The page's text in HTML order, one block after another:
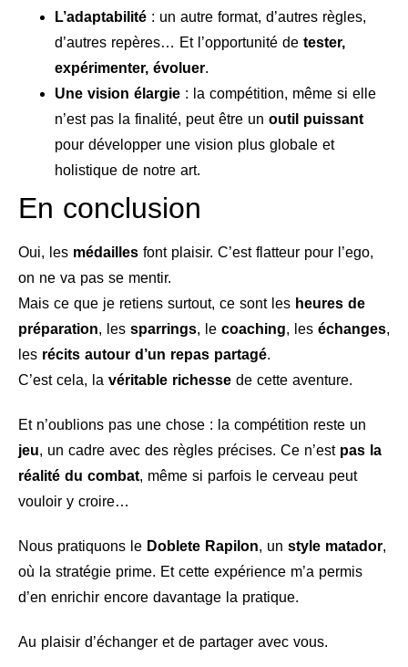
L’adaptabilité : un autre format, d’autres règles,
d’autres repères… Et l’opportunité de tester,
expérimenter, évoluer.
Une vision élargie : la compétition, même si elle
n’est pas la finalité, peut être un outil puissant
pour développer une vision plus globale et
holistique de notre art.
En conclusion
Oui, les médailles font plaisir. C’est flatteur pour l’ego,
on ne va pas se mentir.
Mais ce que je retiens surtout, ce sont les heures de
préparation, les sparrings, le coaching, les échanges,
les récits autour d’un repas partagé.
C’est cela, la véritable richesse de cette aventure.
Et n’oublions pas une chose : la compétition reste un
jeu, un cadre avec des règles précises. Ce n’est pas la
réalité du combat, même si parfois le cerveau peut
vouloir y croire…
Nous pratiquons le Doblete Rapilon, un style matador,
où la stratégie prime. Et cette expérience m’a permis
d’en enrichir encore davantage la pratique.
Au plaisir d’échanger et de partager avec vous.